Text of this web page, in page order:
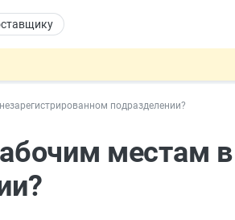
#бухгалтеру
#бухгалтеру
подразделении?
местам в